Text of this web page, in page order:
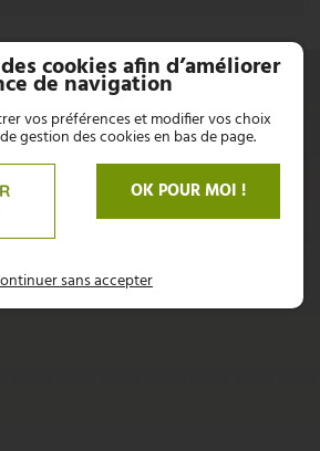
là pour répondre à vos
cookies afin d’améliorer
de navigation
vos préférences et modifier vos choix
gestion des cookies en bas de page.
OK POUR MOI !
sans accepter